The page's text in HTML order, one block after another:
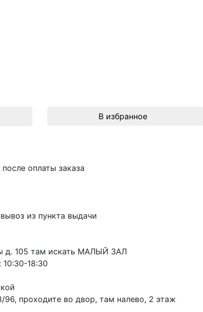
В избранное
оплаты заказа
из пункта выдачи
д. 105 там искать МАЛЫЙ ЗАЛ
18:30
проходите во двор, там налево, 2 этаж